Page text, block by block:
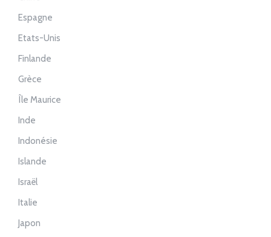
Espagne
Etats-Unis
Finlande
Grèce
Île Maurice
Inde
Indonésie
Islande
Israël
Italie
Japon